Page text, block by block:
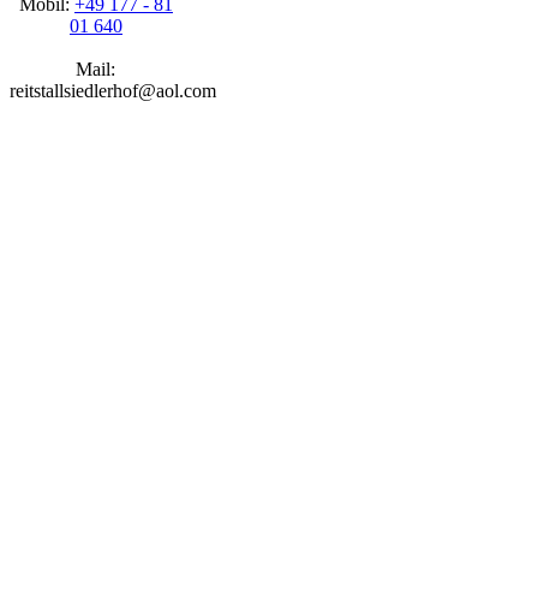
Mobil: +49 177 - 81
01 640
Mail:
reitstallsiedlerhof@aol.com